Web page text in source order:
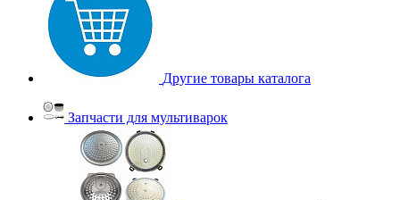
Другие товары каталога
Запчасти для мультиварок